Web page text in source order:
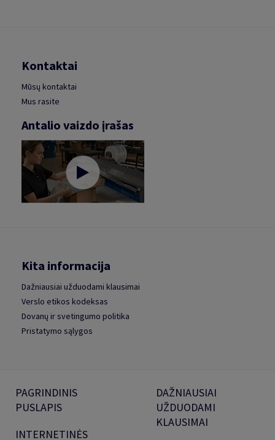
Kontaktai
Mūsų kontaktai
Mus rasite
Antalio vaizdo įrašas
Kita informacija
Dažniausiai užduodami klausimai
Verslo etikos kodeksas
Dovanų ir svetingumo politika
Pristatymo sąlygos
PAGRINDINIS
PUSLAPIS
INTERNETINĖS
DAŽNIAUSIAI
UŽDUODAMI
KLAUSIMAI